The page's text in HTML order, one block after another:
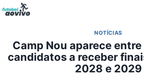
Pular
para
Conteúdo
NOTÍCIAS
Camp Nou aparece
candidatos a receber
2028 e 2029